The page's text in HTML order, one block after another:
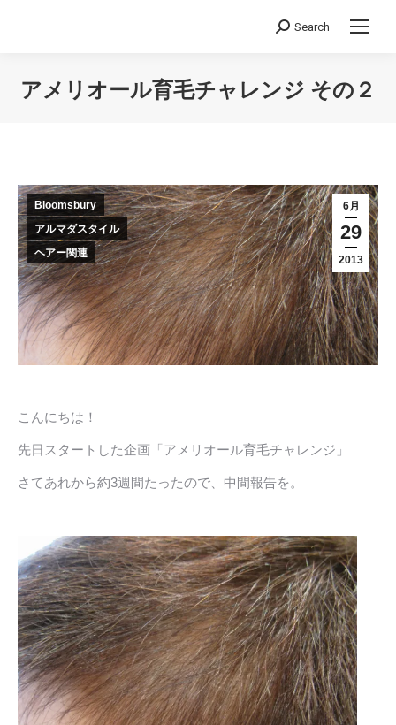
Search:
Search
アメリオール育毛チャレンジ その２
6月
29
2013
Bloomsbury
アルマダスタイル
ヘアー関連
こんにちは！
先日スタートした企画「アメリオール育毛チャレンジ 」
さてあれから約3週間たったので、中間報告を。